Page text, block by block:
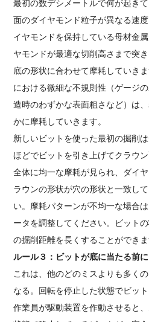
最初の数デシメートルで何が起き
面のダイヤモンド粒子が異なる速
イヤモンドを保持している母材金
ヤモンドが最適な切削高さまで突
底の形状に合わせて摩耗していき
における微細な不規則性（ゲージ
造時のわずかな表面粗さなど）は
かに摩耗していきます。
新しいビットを使った最初の掘削
ほどでビットを引き上げてクラウ
全体に均一な摩耗が見られ、ダイ
ラウンの形状が穴の形状と一致し
い。摩耗パターンが不均一な場合
ータを調整してください。ビット
の掘削距離を長くすることができま
ルール３：ビットが底に当たる前
これは、他のどのミスよりも多く
なる。回転を停止した状態でビッ
作業員が駆動装置を作動させると